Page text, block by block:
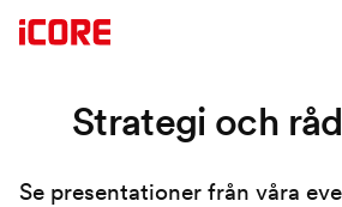
Strategi och
Se presentationer från våra